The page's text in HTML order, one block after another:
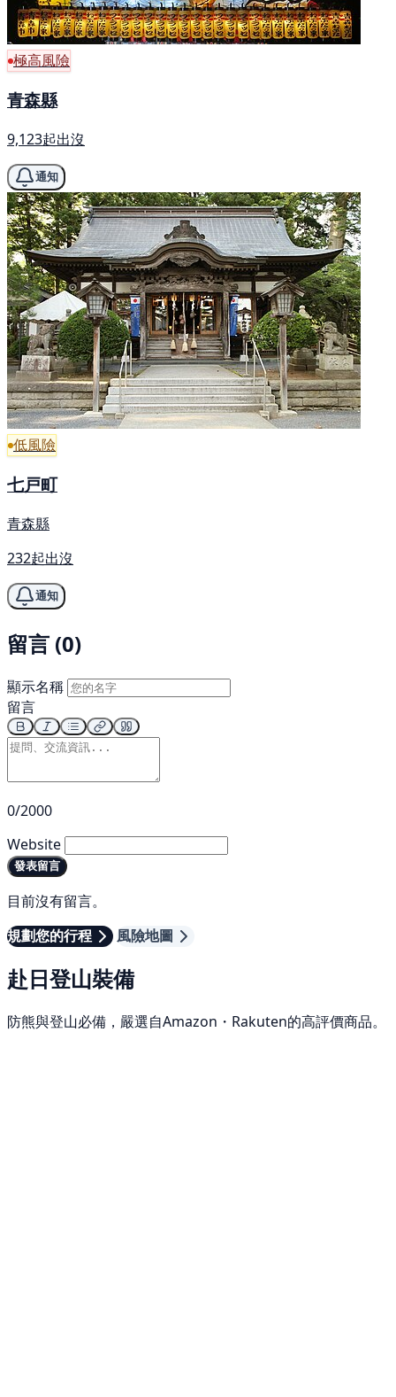
極高風險
青森縣
9,123起出沒
通知
低風險
七戸町
青森縣
232起出沒
通知
留言 (0)
顯示名稱
留言
0/2000
Website
發表留言
目前沒有留言。
規劃您的行程
風險地圖
赴日登山裝備
防熊與登山必備，嚴選自Amazon・Rakuten的高評價商品。